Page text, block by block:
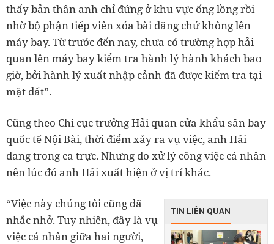
thấy bản thân anh chỉ đứng ở khu vực ống lồng rồi
nhờ bộ phận tiếp viên xóa bài đăng chứ không lên
máy bay. Từ trước đến nay, chưa có trường hợp hải
quan lên máy bay kiểm tra hành lý hành khách bao
giờ, bởi hành lý xuất nhập cảnh đã được kiểm tra tại
mặt đất”.
Cũng theo Chi cục trưởng Hải quan cửa khẩu sân bay
quốc tế Nội Bài, thời điểm xảy ra vụ việc, anh Hải
đang trong ca trực. Nhưng do xử lý công việc cá nhân
nên lúc đó anh Hải xuất hiện ở vị trí khác.
TIN LIÊN QUAN
“Việc này chúng tôi cũng đã
nhắc nhở. Tuy nhiên, đây là vụ
việc cá nhân giữa hai người,